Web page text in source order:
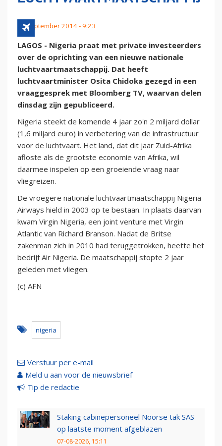
30 september 2014 - 9:23
LAGOS - Nigeria praat met private investeerders
over de oprichting van een nieuwe nationale
luchtvaartmaatschappij. Dat heeft
luchtvaartminister Osita Chidoka gezegd in een
vraaggesprek met Bloomberg TV, waarvan delen
dinsdag zijn gepubliceerd.
Nigeria steekt de komende 4 jaar zo'n 2 miljard dollar
(1,6 miljard euro) in verbetering van de infrastructuur
voor de luchtvaart. Het land, dat dit jaar Zuid-Afrika
afloste als de grootste economie van Afrika, wil
daarmee inspelen op een groeiende vraag naar
vliegreizen.
De vroegere nationale luchtvaartmaatschappij Nigeria
Airways hield in 2003 op te bestaan. In plaats daarvan
kwam Virgin Nigeria, een joint venture met Virgin
Atlantic van Richard Branson. Nadat de Britse
zakenman zich in 2010 had teruggetrokken, heette het
bedrijf Air Nigeria. De maatschappij stopte 2 jaar
geleden met vliegen.
(c) AFN
nigeria
Verstuur per e-mail
Meld u aan voor de nieuwsbrief
Tip de redactie
Staking cabinepersoneel Noorse tak SAS
op laatste moment afgeblazen
07-08-2026, 15:11